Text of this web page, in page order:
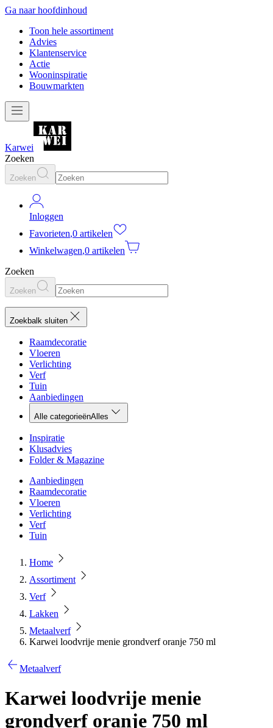
Ga naar hoofdinhoud
Toon hele assortiment
Advies
Klantenservice
Actie
Wooninspiratie
Bouwmarkten
Karwei
Zoeken
Zoeken
Inloggen
Favorieten,0 artikelen
Winkelwagen,0 artikelen
Zoeken
Zoeken
Zoekbalk sluiten
Raamdecoratie
Vloeren
Verlichting
Verf
Tuin
Aanbiedingen
Alle categorieënAlles
Inspiratie
Klusadvies
Folder & Magazine
Aanbiedingen
Raamdecoratie
Vloeren
Verlichting
Verf
Tuin
Home
Assortiment
Verf
Lakken
Metaalverf
Karwei loodvrije menie grondverf oranje 750 ml
Metaalverf
Karwei loodvrije menie
grondverf oranje 750 ml